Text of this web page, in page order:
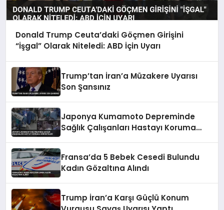
Donald Trump Ceuta’daki Göçmen Girişini
“İşgal” Olarak Niteledi: ABD İçin Uyarı
Trump’tan İran’a Müzakere Uyarısı
Son Şansınız
Japonya Kumamoto Depreminde
Sağlık Çalışanları Hastayı Koruma
Fransa’da 5 Bebek Cesedi Bulundu
Kadın Gözaltına Alındı
Trump İran’a Karşı Güçlü Konum